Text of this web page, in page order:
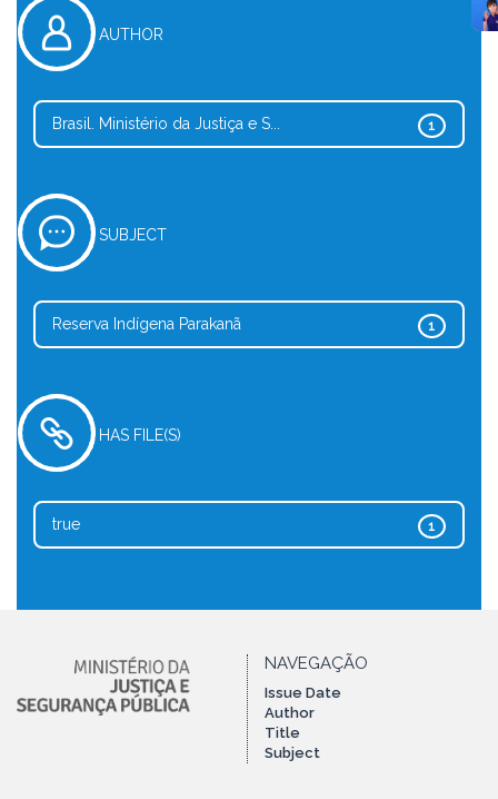
AUTHOR
1
Brasil. Ministério da Justiça e S...
SUBJECT
1
Reserva Indígena Parakanã
HAS FILE(S)
1
true
NAVEGAÇÃO
Issue Date
Author
Title
Subject